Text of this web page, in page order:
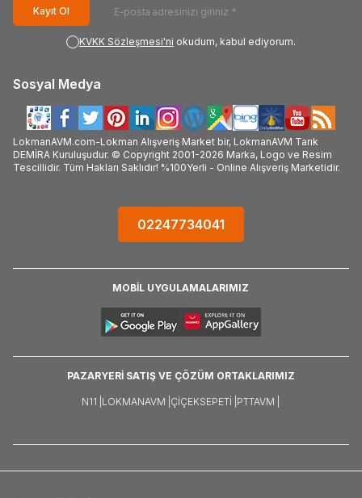
Kayıt Ol
KVKK Sözleşmesi'ni okudum, kabul ediyorum.
Sosyal Medya
LokmanAVM.com-Lokman Alışveriş Market bir, LokmanAVM Tarık
DEMİRA Kuruluşudur. © Copyright 2001-2026 Marka, Logo ve Resim
Tescillidir. Tüm Hakları Saklıdır! %100Yerli - Online Alışveriş Marketidir.
02247734041
MOBİL UYGULAMALARIMIZ
PAZARYERİ SATIŞ VE ÇÖZÜM ORTAKLARIMIZ
N11 | LOKMANAVM | ÇIÇEKSEPETI | PTTAVM |